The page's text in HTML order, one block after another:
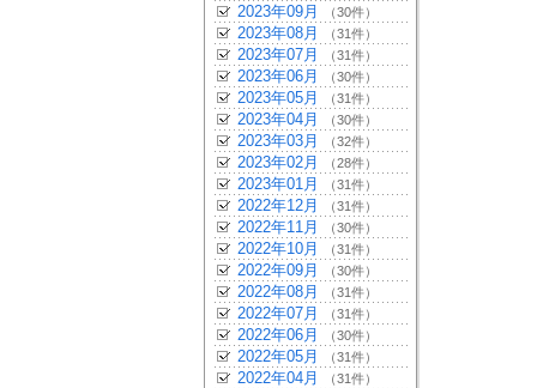
2023年09月 （30件）
2023年08月 （31件）
2023年07月 （31件）
2023年06月 （30件）
2023年05月 （31件）
2023年04月 （30件）
2023年03月 （32件）
2023年02月 （28件）
2023年01月 （31件）
2022年12月 （31件）
2022年11月 （30件）
2022年10月 （31件）
2022年09月 （30件）
2022年08月 （31件）
2022年07月 （31件）
2022年06月 （30件）
2022年05月 （31件）
2022年04月 （31件）